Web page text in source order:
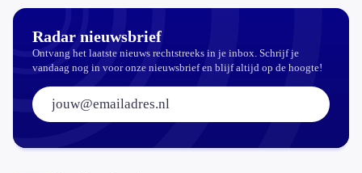
Radar nieuwsbrief
Ontvang het laatste nieuws rechtstreeks in je inbox. Schrijf je
vandaag nog in voor onze nieuwsbrief en blijf altijd op de hoogte!
E-mailadres: